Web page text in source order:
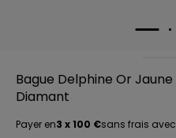
Bague Delphine Or Jaune
Diamant
Payer en3 x 100 €sans frais avec